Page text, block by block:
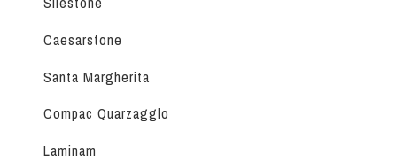
Caesarstone
Santa Margherita
Compac Quarzagglo
Laminam